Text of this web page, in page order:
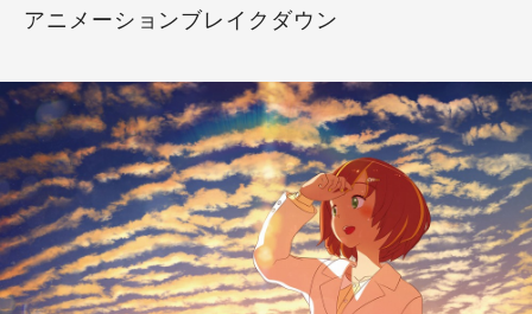
アニメーションブレイクダウン